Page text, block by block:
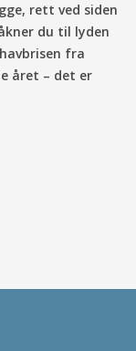
rett ved siden
du til lyden
fra
året – det er